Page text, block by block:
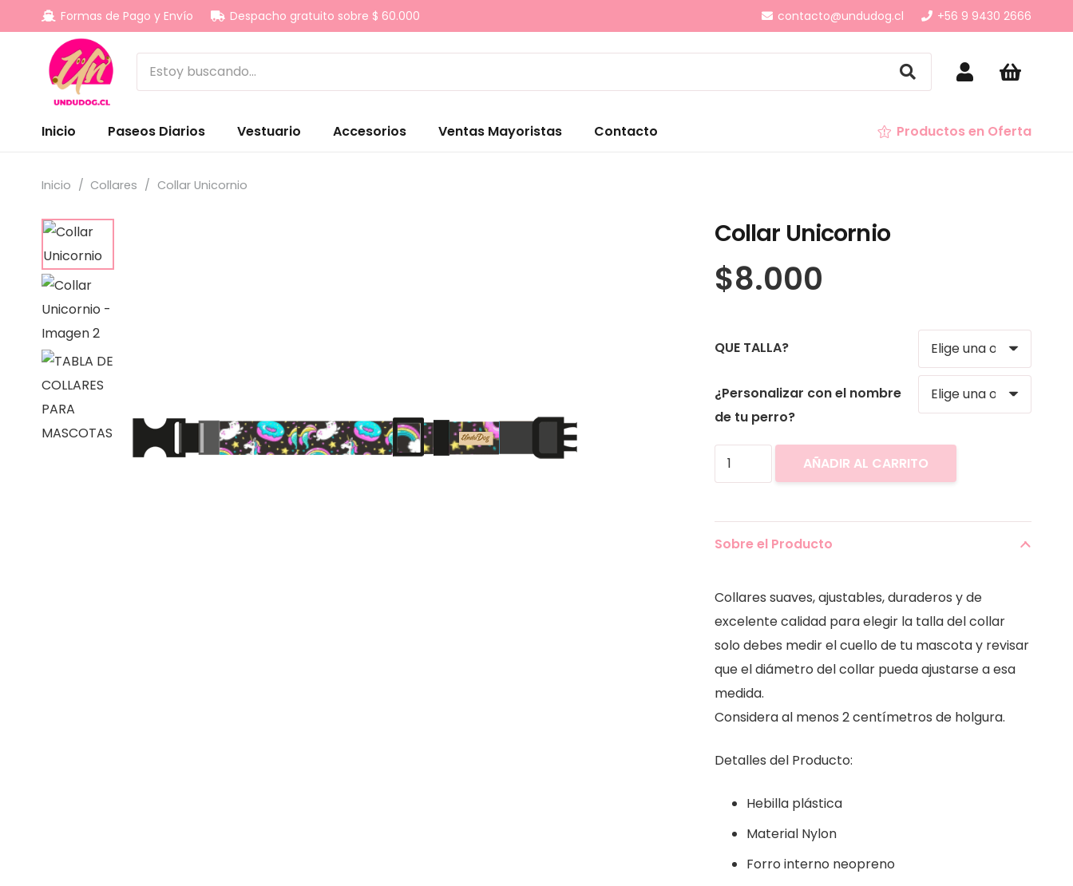
Formas de Pago y Envío Despacho gratuito sobre $ 60.000 contacto@undudog.cl +56 9 9430 2666
Inicio Paseos Diarios Vestuario Accesorios Ventas Mayoristas Contacto Productos en Oferta
Inicio / Collares / Collar Unicornio
Collar Unicornio
$8.000
QUE TALLA?
¿Personalizar con el nombre
de tu perro?
Collar
Unicornio
AÑADIR AL CARRITO
Sobre el Producto
Collares suaves, ajustables, duraderos y de
excelente calidad para elegir la talla del collar
solo debes medir el cuello de tu mascota y revisar
que el diámetro del collar pueda ajustarse a esa
medida.
Considera al menos 2 centímetros de holgura.
Detalles del Producto:
Hebilla plástica
Material Nylon
Forro interno neopreno